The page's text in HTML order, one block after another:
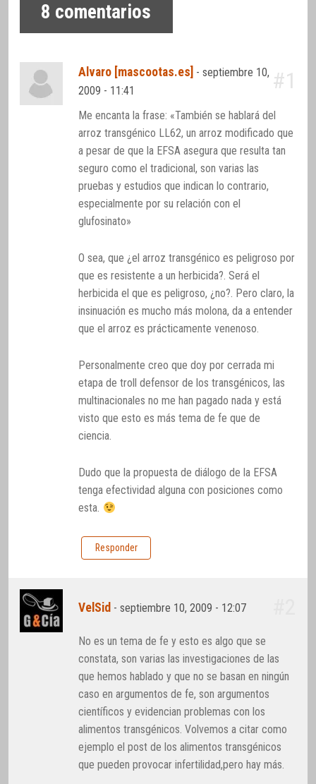
8 comentarios
Alvaro [mascootas.es] -septiembre 10,
2009 - 11:41
#1
Me encanta la frase: «También se hablará del
arroz transgénico LL62, un arroz modificado que
a pesar de que la EFSA asegura que resulta tan
seguro como el tradicional, son varias las
pruebas y estudios que indican lo contrario,
especialmente por su relación con el
glufosinato»
O sea, que ¿el arroz transgénico es peligroso por
que es resistente a un herbicida?. Será el
herbicida el que es peligroso, ¿no?. Pero claro, la
insinuación es mucho más molona, da a entender
que el arroz es prácticamente venenoso.
Personalmente creo que doy por cerrada mi
etapa de troll defensor de los transgénicos, las
multinacionales no me han pagado nada y está
visto que esto es más tema de fe que de
ciencia.
Dudo que la propuesta de diálogo de la EFSA
tenga efectividad alguna con posiciones como
esta.
Responder
VelSid -septiembre 10, 2009 - 12:07
No es un tema de fe y esto es algo que se
constata, son varias las investigaciones de las
que hemos hablado y que no se basan en ningún
caso en argumentos de fe, son argumentos
científicos y evidencian problemas con los
alimentos transgénicos. Volvemos a citar como
ejemplo el post de los alimentos transgénicos
que pueden provocar infertilidad,pero hay más.